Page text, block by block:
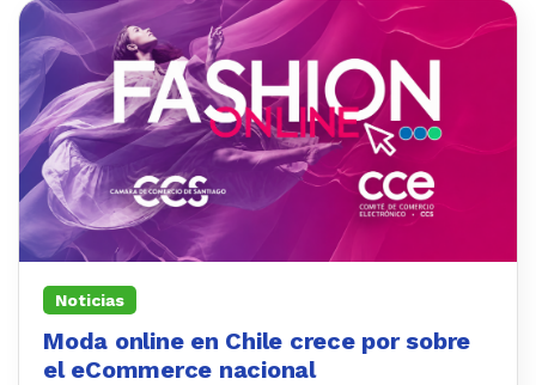
Noticias
Moda online en Chile crece por sobre
el eCommerce nacional